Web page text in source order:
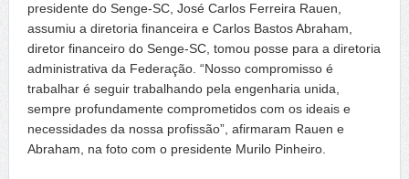
presidente do Senge-SC, José Carlos Ferreira Rauen,
assumiu a diretoria financeira e Carlos Bastos Abraham,
diretor financeiro do Senge-SC, tomou posse para a diretoria
administrativa da Federação. “Nosso compromisso é
trabalhar é seguir trabalhando pela engenharia unida,
sempre profundamente comprometidos com os ideais e
necessidades da nossa profissão”, afirmaram Rauen e
Abraham, na foto com o presidente Murilo Pinheiro.